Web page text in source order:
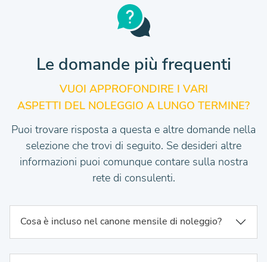
Le domande più frequenti
VUOI APPROFONDIRE I VARI
ASPETTI DEL NOLEGGIO A LUNGO TERMINE?
Puoi trovare risposta a questa e altre domande nella
selezione che trovi di seguito. Se desideri altre
informazioni puoi comunque contare sulla nostra
rete di consulenti.
Cosa è incluso nel canone mensile di noleggio?